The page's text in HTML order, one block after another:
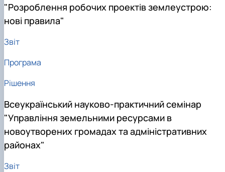
"Розроблення робочих проектів землеустрою:
нові правила"
Звіт
Програма
Рішення
Всеукраїнський науково-практичний семінар
"Управління земельними ресурсами в
новоутворених громадах та адміністративних
районах"
Звіт